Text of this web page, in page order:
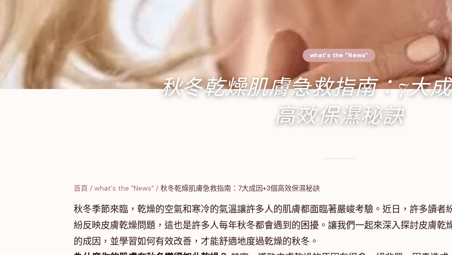
what's the "News"
秋冬乾燥肌膚急救指南：7大
高效保濕秘訣
首頁 / what's the "News" / 秋冬乾燥肌膚急救指南：7大成因+3個高效保濕秘訣
秋冬季節來臨，乾燥的空氣和寒冷的氣溫讓許多人的肌膚都面臨著嚴峻考驗。近日，許多讀者
紛反映皮膚乾燥問題，這也是許多人每年秋冬都會遇到的困擾。讓我們一起來深入探討皮膚乾
的成因，並學習如何有效改善，才能舒適地度過乾燥的秋冬。